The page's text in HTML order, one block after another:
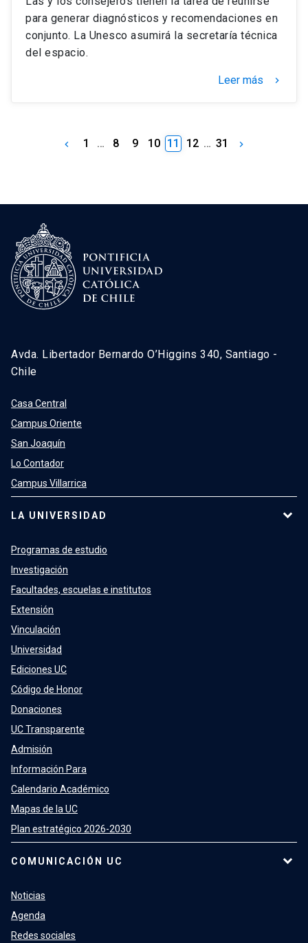
para generar diagnósticos y recomendaciones en
conjunto. La Unesco asumirá la secretaría técnica
del espacio.
Leer más keyboard_arrow_right
keyboard_arrow_left 1 … 8 9 10 11 12 … 31 keyboard_arrow_right
Avda. Libertador Bernardo O’Higgins 340, Santiago -
Chile
Casa Central
Campus Oriente
San Joaquín
Lo Contador
Campus Villarrica
LA UNIVERSIDAD
Programas de estudio
Investigación
Facultades, escuelas e institutos
Extensión
Vinculación
Universidad
Ediciones UC
Código de Honor
Donaciones
UC Transparente
Admisión
Información Para
Calendario Académico
Mapas de la UC
Plan estratégico 2026-2030
COMUNICACIÓN UC
Noticias
Agenda
Redes sociales